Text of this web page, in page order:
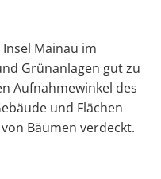
Mainau im
Grünanlagen gut zu
Aufnahmewinkel des
und Flächen
Bäumen verdeckt.